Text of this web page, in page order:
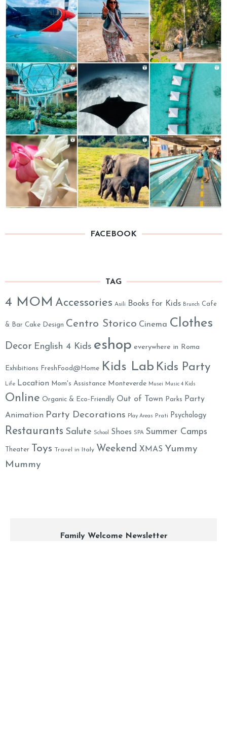
FACEBOOK
TAG
4 MOM Accessories Asili Books for Kids Brunch Cafe
& Bar Cake Design Centro Storico Cinema Clothes
Decor English 4 Kids eshop everywhere in Roma
Exhibitions FreshFood@Home Kids Lab Kids Party
Life Location Mom's Assistance Monteverde Musei Music 4 Kids
Online Organic & Eco-Friendly Out of Town Parks
Party
Animation Party Decorations Play Areas Prati Psychology
Restaurants Salute School Shoes SPA Summer Camps
Theater Toys Travel in Italy Weekend XMAS Yummy
Mummy
Family Welcome Newsletter